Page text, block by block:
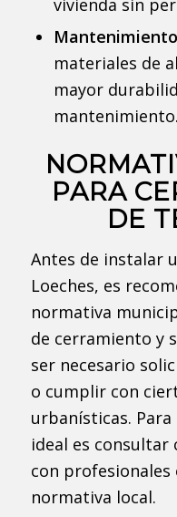
vivienda sin
materiales de
mayor
mantenimiento.
PARA
DE
Antes de instalar
Loeches, es
normativa
de cerramiento y
ser necesario
o cumplir con
urbanísticas.
ideal es consultar
con profesionales
normativa local.